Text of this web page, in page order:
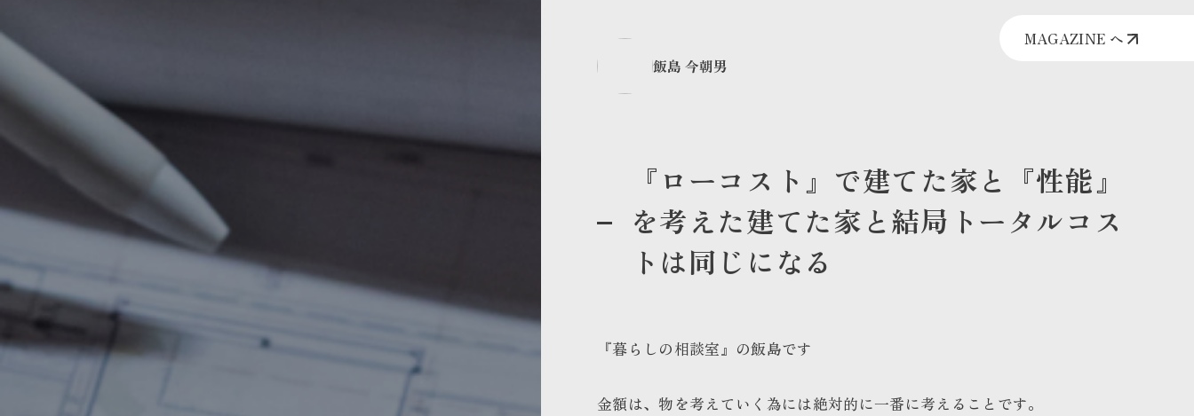
MAGAZINE へ
飯島 今朝男
『ローコスト』で建てた家と『性能』
を考えた建てた家と結局トータルコス
トは同じになる
『暮らしの相談室』の飯島です
金額は、物を考えていく為には絶対的に一番に考えることです。